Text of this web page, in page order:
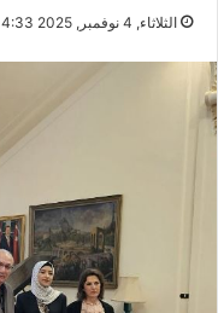
الثلاثاء, 4 نوفمبر, 2025 4:33 م